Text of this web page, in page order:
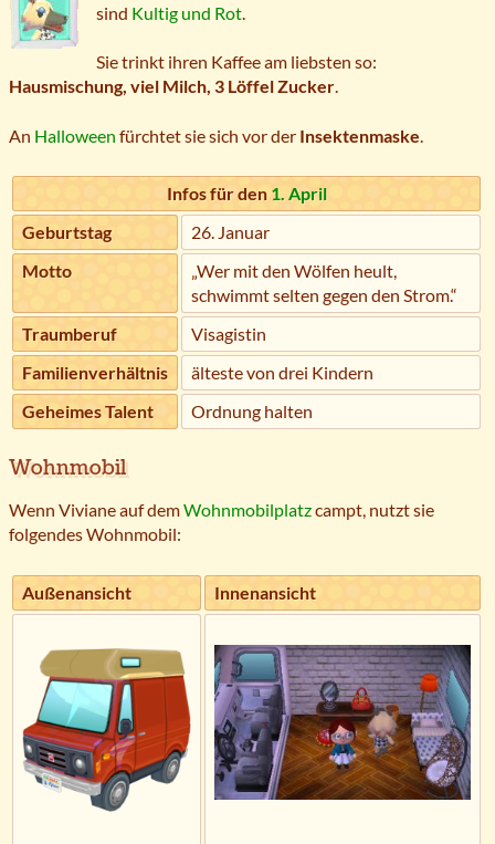
sind Kultig und Rot.
Sie trinkt ihren Kaffee am liebsten so:
Hausmischung, viel Milch, 3 Löffel Zucker.
An Halloween fürchtet sie sich vor der Insektenmaske
Infos für den 1. April
Geburtstag
26. Januar
Motto
„Wer mit den Wölfen heult,
schwimmt selten gegen den Strom.“
Traumberuf
Visagistin
Familienverhältnis
älteste von drei Kindern
Geheimes Talent
Ordnung halten
Wohnmobil
Wenn Viviane auf demWohnmobilplatzcampt, nutzt sie
folgendes Wohnmobil:
Außenansicht Innenansicht